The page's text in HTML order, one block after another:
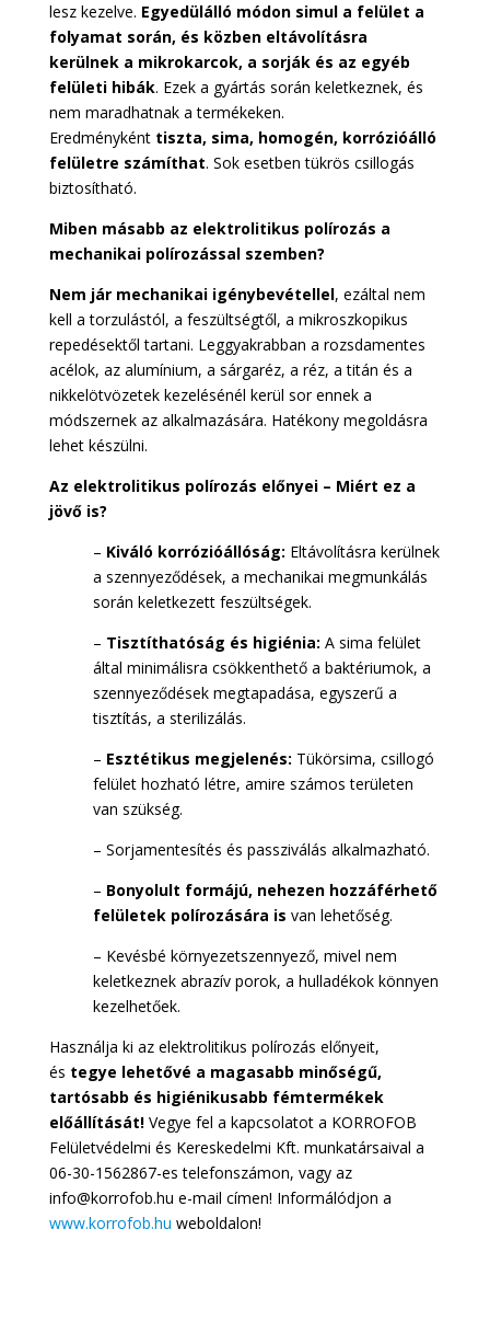
lesz kezelve. Egyedülálló módon simul a felület a
folyamat során, és közben eltávolításra
kerülnek a mikrokarcok, a sorják és az egyéb
felületi hibák. Ezek a gyártás során keletkeznek, és
nem maradhatnak a termékeken.
Eredményként tiszta, sima, homogén, korrózióálló
felületre számíthat. Sok esetben tükrös csillogás
biztosítható.
Miben másabb az elektrolitikus polírozás a
mechanikai polírozással szemben?
Nem jár mechanikai igénybevétellel, ezáltal nem
kell a torzulástól, a feszültségtől, a mikroszkopikus
repedésektől tartani. Leggyakrabban a rozsdamentes
acélok, az alumínium, a sárgaréz, a réz, a titán és a
nikkelötvözetek kezelésénél kerül sor ennek a
módszernek az alkalmazására. Hatékony megoldásra
lehet készülni.
Az elektrolitikus polírozás előnyei – Miért ez a
jövő is?
– Kiváló korrózióállóság: Eltávolításra kerülnek
a szennyeződések, a mechanikai megmunkálás
során keletkezett feszültségek.
– Tisztíthatóság és higiénia: A sima felület
által minimálisra csökkenthető a baktériumok, a
szennyeződések megtapadása, egyszerű a
tisztítás, a sterilizálás.
– Esztétikus megjelenés: Tükörsima, csillogó
felület hozható létre, amire számos területen
van szükség.
– Sorjamentesítés és passziválás alkalmazható.
– Bonyolult formájú, nehezen hozzáférhető
felületek polírozására is van lehetőség.
– Kevésbé környezetszennyező, mivel nem
keletkeznek abrazív porok, a hulladékok könnyen
kezelhetőek.
Használja ki az elektrolitikus polírozás előnyeit,
és tegye lehetővé a magasabb minőségű,
tartósabb és higiénikusabb fémtermékek
előállítását!Vegye fel a kapcsolatot a KORROFOB
Felületvédelmi és Kereskedelmi Kft. munkatársaival a
06-30-1562867-es telefonszámon, vagy az
info@korrofob.hu e-mail címen! Informálódjon a
www.korrofob.hu weboldalon!